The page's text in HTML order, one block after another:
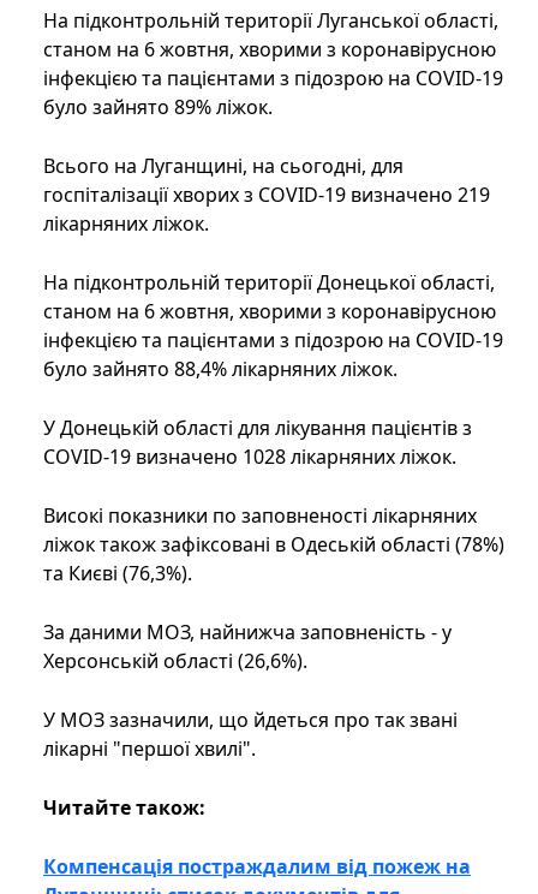
На підконтрольній території Луганської області,
станом на 6 жовтня, хворими з коронавірусною
інфекцією та пацієнтами з підозрою на COVID-19
було зайнято 89% ліжок.
Всього на Луганщині, на сьогодні, для
госпіталізації хворих з COVID-19 визначено 219
лікарняних ліжок.
На підконтрольній території Донецької області,
станом на 6 жовтня, хворими з коронавірусною
інфекцією та пацієнтами з підозрою на COVID-19
було зайнято 88,4% лікарняних ліжок.
У Донецькій області для лікування пацієнтів з
COVID-19 визначено 1028 лікарняних ліжок.
Високі показники по заповненості лікарняних
ліжок також зафіксовані в Одеській області (78%)
та Києві (76,3%).
За даними МОЗ, найнижча заповненість - у
Херсонській області (26,6%).
У МОЗ зазначили, що йдеться про так звані
лікарні "першої хвилі".
Читайте також:
Компенсація постраждалим від пожеж на